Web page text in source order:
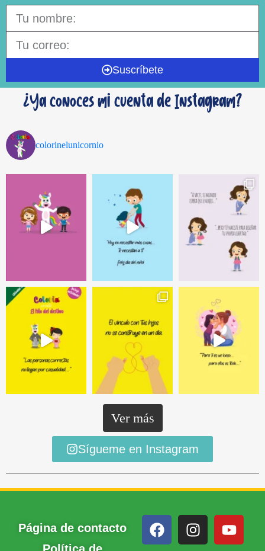
Suscríbete
¿Ya conoces mi cuenta de Instagram?
colorinelunicornio
Ver más
Sígueme en Instagram
Página de contacto